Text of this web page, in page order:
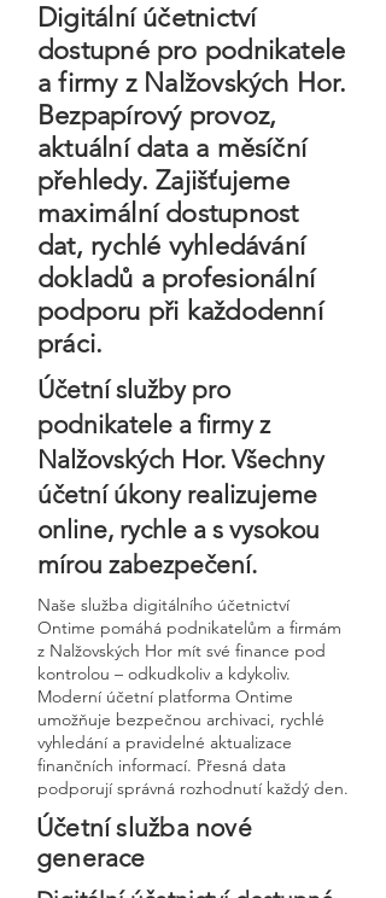
Digitální účetnictví
dostupné pro podnikatele
a firmy z Nalžovských Hor.
Bezpapírový provoz,
aktuální data a měsíční
přehledy. Zajišťujeme
maximální dostupnost
dat, rychlé vyhledávání
dokladů a profesionální
podporu při každodenní
práci.
Účetní služby pro
podnikatele a firmy z
Nalžovských Hor. Všechny
účetní úkony realizujeme
online, rychle a s vysokou
mírou zabezpečení.
Naše služba digitálního účetnictví
Ontime pomáhá podnikatelům a firmám
z Nalžovských Hor mít své finance pod
kontrolou – odkudkoliv a kdykoliv.
Moderní účetní platforma Ontime
umožňuje bezpečnou archivaci, rychlé
vyhledání a pravidelné aktualizace
finančních informací. Přesná data
podporují správná rozhodnutí každý den.
Účetní služba nové
generace